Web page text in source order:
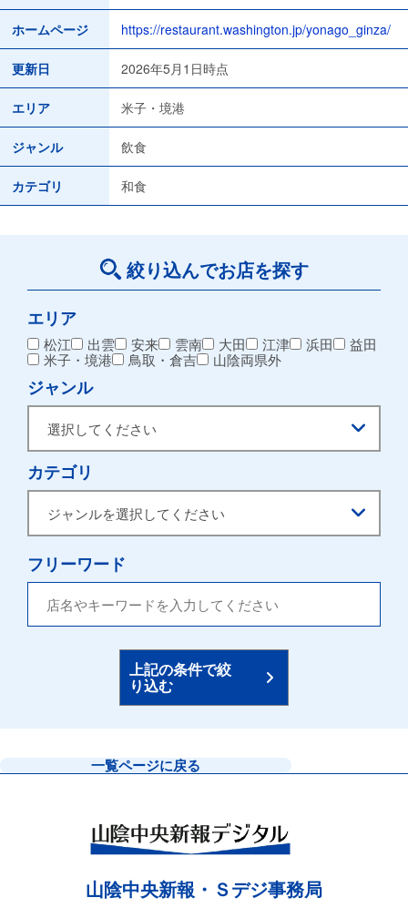
ホームページ https://restaurant.washington.jp/yonago_ginza/
更新日 2026年5月1日時点
エリア 米子・境港
ジャンル 飲食
カテゴリ 和食
絞り込んでお店を探す
エリア
松江 出雲 安来 雲南 大田 江津 浜田
益田
米子・境港
鳥取・倉吉 山陰両県外
ジャンル
カテゴリ
フリーワード
上記の条件で絞
り込む
一覧ページに戻る
山陰中央新報・Ｓデジ事務局